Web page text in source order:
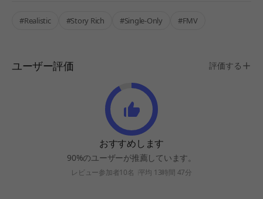
#Realistic #Story Rich #Single-Only #FMV
ユーザー評価 評価する
おすすめします
90%のユーザーが推薦しています。
レビュー参加者10名 平均 13時間 47分